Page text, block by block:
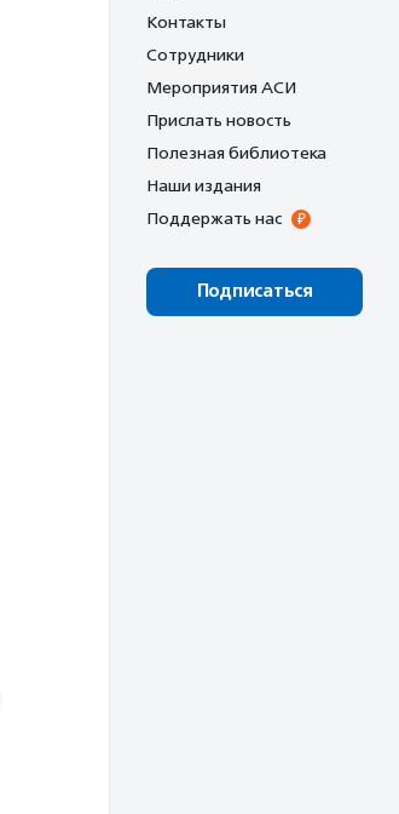
Контакты
Сотрудники
Мероприятия АСИ
Прислать новость
Полезная библиотека
Наши издания
Поддержать нас
Подписаться